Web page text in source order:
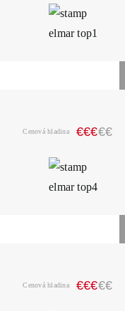
Cenová hladina €€€€€
Cenová hladina €€€€€